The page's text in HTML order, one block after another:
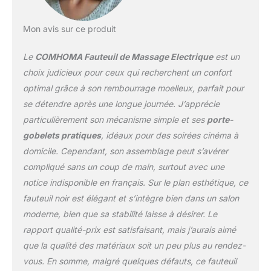
rester en bon état
pendant longtemps.Les
coussins et le cadre du
fauteuil sont en bois
certifié FSC. Design
Moderne Unique: conçu
avec une texture de
dossier, un support de
coussin de haute qualité
et des accoudoirs épais,
il est idéal pour une
utilisation dans votre
salle de cinéma maison,
de réception et d'autres
scénarios d'utilisation.
Polyvalent et Facile à
Mon avis sur ce produit
Le COMHOMA Fauteuil de Massage Electriqueest un
choix judicieux pour ceux qui recherchent un confort
optimal grâce à son rembourrage moelleux, parfait pour
se détendre après une longue journée. J’apprécie
particulièrement son mécanisme simple et ses porte-
gobelets pratiques, idéaux pour des soirées cinéma à
domicile. Cependant, son assemblage peut s’avérer
compliqué sans un coup de main, surtout avec une
notice indisponible en français. Sur le plan esthétique, ce
fauteuil noir est élégant et s’intègre bien dans un salon
moderne, bien que sa stabilité laisse à désirer. Le
rapport qualité-prix est satisfaisant, mais j’aurais aimé
que la qualité des matériaux soit un peu plus au rendez-
vous. En somme, malgré quelques défauts, ce fauteuil